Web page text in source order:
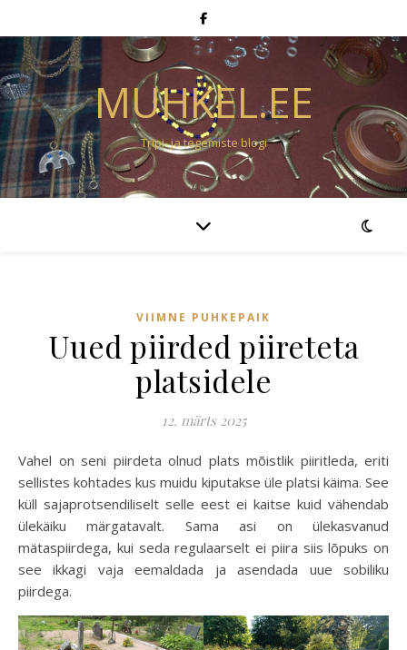
MUHKEL.EE
Tripi- ja tegemiste blogi
VIIMNE PUHKEPAIK
Uued piirded piireteta
platsidele
12. märts 2025
Vahel on seni piirdeta olnud plats mõistlik piiritleda, eriti
sellistes kohtades kus muidu kiputakse üle platsi käima. See
küll sajaprotsendiliselt selle eest ei kaitse kuid vähendab
ülekäiku märgatavalt. Sama asi on ülekasvanud
mätaspiirdega, kui seda regulaarselt ei piira siis lõpuks on
see ikkagi vaja eemaldada ja asendada uue sobiliku
piirdega.